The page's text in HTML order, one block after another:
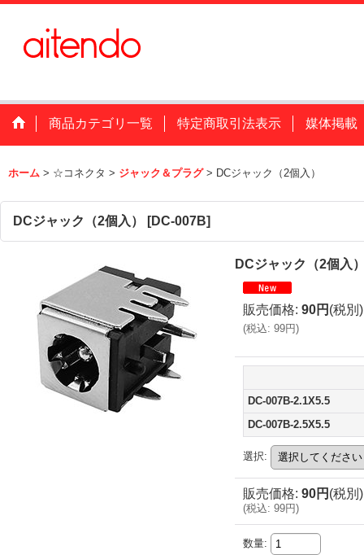
商品カテゴリ一覧 特定商取引法表示 媒体掲載
ホーム > ☆コネクタ > ジャック＆プラグ > DCジャック（2個入）
DCジャック（2個入） [DC-007B]
DCジャック（2個入
販売価格: 90円 (税別)
(税込: 99円)
DC-007B-2.1X5.5
DC-007B-2.5X5.5
選択:
販売価格: 90円 (税別)
(税込: 99円)
数量: